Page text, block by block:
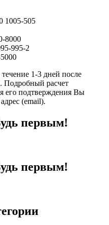
1005-505
8000
995-2
1-3 дней после
Подробный расчет
его подтверждения Вы
(email).
первым!
первым!